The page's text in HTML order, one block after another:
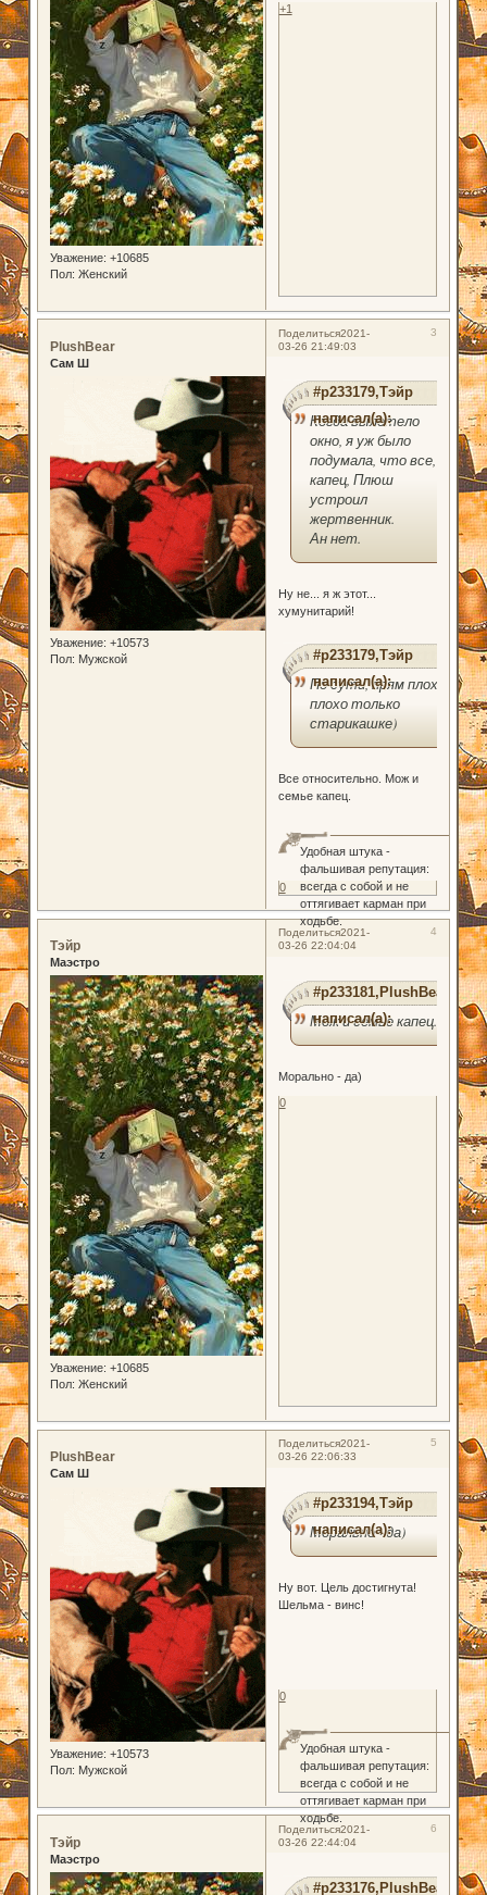
Уважение: +10685
Пол: Женский
+1
Поделиться 3
2021-
03-26 21:49:03
PlushBear
Сам Ш
Уважение: +10573
Пол: Мужской
#p233179,Тэйр
написал(а):
Когда вылетело
окно, я уж было
подумала, что все,
капец, Плюш
устроил
жертвенник.
Ан нет.
Ну не... я ж этот...
хумунитарий!
#p233179,Тэйр
написал(а):
По сути, прям плохо-
плохо только
старикашке)
Все относительно. Мож и
семье капец.
Удобная штука -
фальшивая репутация:
всегда с собой и не
оттягивает карман при
ходьбе.
0
Поделиться 4
2021-
03-26 22:04:04
Тэйр
Маэстро
Уважение: +10685
Пол: Женский
#p233181,PlushBear
написал(а):
Мож и семье капец.
Морально - да)
0
Поделиться 5
2021-
03-26 22:06:33
PlushBear
Сам Ш
Уважение: +10573
Пол: Мужской
#p233194,Тэйр
написал(а):
Морально - да)
Ну вот. Цель достигнута!
Шельма - винс!
Удобная штука -
фальшивая репутация:
всегда с собой и не
оттягивает карман при
ходьбе.
0
Поделиться 6
2021-
03-26 22:44:04
Тэйр
Маэстро
#p233176,PlushBear